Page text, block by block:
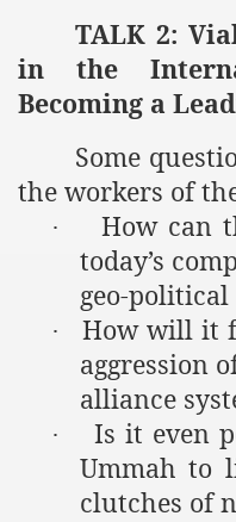
TALK 2:
in the
Becoming a
Some
the workers of
·
How can
today’s
geo-
·
How will it
aggression
alliance
·
Is it even
Ummah to
clutches of